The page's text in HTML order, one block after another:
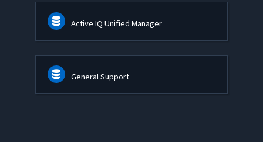
Active IQ Unified Manager
General Support